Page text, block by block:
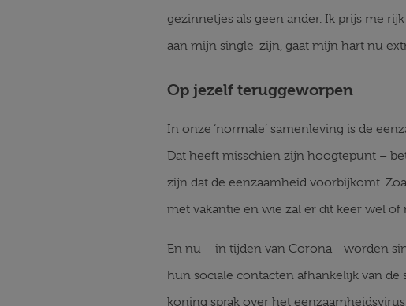
gezinnetjes als geen ander. Ik prijs me
aan mijn single-zijn, gaat mijn hart nu
Op jezelf teruggeworpen
In onze ‘normale’ samenleving is de
Dat heeft misschien zijn hoogtepunt –
zijn dat de eenzaamheid voorbijkomt.
met vakantie en wie zal er dit keer wel of
En nu – in tijden van Corona - worden
hun sociale contacten afhankelijk van de
koning sprak over het